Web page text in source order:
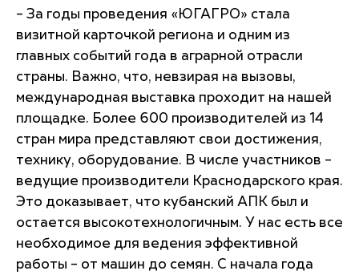
– За годы проведения «ЮГАГРО» стала
визитной карточкой региона и одним из
главных событий года в аграрной отрасли
страны. Важно, что, невзирая на вызовы,
международная выставка проходит на нашей
площадке. Более 600 производителей из 14
стран мира представляют свои достижения,
технику, оборудование. В числе участников –
ведущие производители Краснодарского края.
Это доказывает, что кубанский АПК был и
остается высокотехнологичным. У нас есть все
необходимое для ведения эффективной
работы – от машин до семян. С начала года